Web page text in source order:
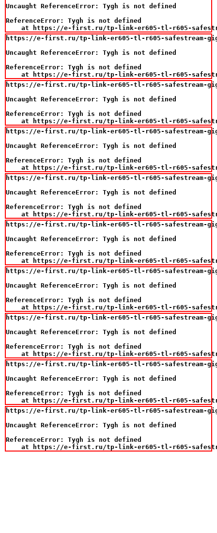
Uncaught ReferenceError: Tygh is not defined
ReferenceError: Tygh is not defined
at https://e-first.ru/tp-link-er605-tl-r605-
https://e-first.ru/tp-link-er605-tl-r605-safestream-
Uncaught ReferenceError: Tygh is not defined
ReferenceError: Tygh is not defined
at https://e-first.ru/tp-link-er605-tl-r605-
https://e-first.ru/tp-link-er605-tl-r605-safestream-
Uncaught ReferenceError: Tygh is not defined
ReferenceError: Tygh is not defined
at https://e-first.ru/tp-link-er605-tl-r605-
https://e-first.ru/tp-link-er605-tl-r605-safestream-
Uncaught ReferenceError: Tygh is not defined
ReferenceError: Tygh is not defined
at https://e-first.ru/tp-link-er605-tl-r605-
https://e-first.ru/tp-link-er605-tl-r605-safestream-
Uncaught ReferenceError: Tygh is not defined
ReferenceError: Tygh is not defined
at https://e-first.ru/tp-link-er605-tl-r605-
https://e-first.ru/tp-link-er605-tl-r605-safestream-
Uncaught ReferenceError: Tygh is not defined
ReferenceError: Tygh is not defined
at https://e-first.ru/tp-link-er605-tl-r605-
https://e-first.ru/tp-link-er605-tl-r605-safestream-
Uncaught ReferenceError: Tygh is not defined
ReferenceError: Tygh is not defined
at https://e-first.ru/tp-link-er605-tl-r605-
https://e-first.ru/tp-link-er605-tl-r605-safestream-
Uncaught ReferenceError: Tygh is not defined
ReferenceError: Tygh is not defined
at https://e-first.ru/tp-link-er605-tl-r605-
https://e-first.ru/tp-link-er605-tl-r605-safestream-
Uncaught ReferenceError: Tygh is not defined
ReferenceError: Tygh is not defined
at https://e-first.ru/tp-link-er605-tl-r605-
https://e-first.ru/tp-link-er605-tl-r605-safestream-
Uncaught ReferenceError: Tygh is not defined
ReferenceError: Tygh is not defined
at https://e-first.ru/tp-link-er605-tl-r605-